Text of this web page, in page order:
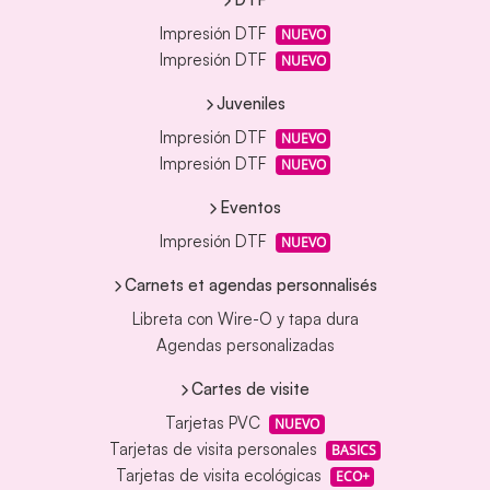
Impresión DTF
NUEVO
Impresión DTF NUEVO
Juveniles
Impresión DTF
NUEVO
Impresión DTF NUEVO
Eventos
Impresión DTF
NUEVO
Carnets et agendas personnalisés
Libreta con Wire-O y tapa dura
Agendas personalizadas
Cartes de visite
Tarjetas PVC
NUEVO
Tarjetas de visita personales BASICS
Tarjetas de visita ecológicas ECO+